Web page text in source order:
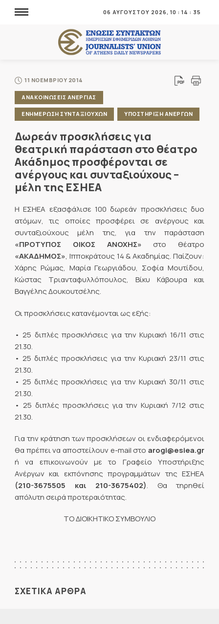
06 ΑΥΓΟΥΣΤΟΥ 2026, 10 : 14 : 36
11 ΝΟΕΜΒΡΙΟΥ 2014
ΑΝΑΚΟΙΝΩΣΕΙΣ ΑΝΕΡΓΙΑΣ
ΕΝΗΜΕΡΩΣΗ ΣΥΝΤΑΞΙΟΥΧΩΝ ΥΠΟΣΤΗΡΙΞΗ ΑΝΕΡΓΩΝ
Δωρεάν προσκλήσεις για
θεατρική παράσταση στο θέατρο
Ακάδημος προσφέρονται σε
ανέργους και συνταξιούχους –
μέλη της ΕΣΗΕΑ
Η ΕΣΗΕΑ εξασφάλισε 100 δωρεάν προσκλήσεις δυο
ατόμων, τις οποίες προσφέρει σε ανέργους και
συνταξιούχους μέλη της, για την παράσταση
«ΠΡΟΤΥΠΟΣ ΟΙΚΟΣ ΑΝΟΧΗΣ» στο θέατρο
«ΑΚΑΔΗΜΟΣ», Ιπποκράτους 14 & Ακαδημίας. Παίζουν:
Χάρης Ρώμας, Μαρία Γεωργιάδου, Σοφία Μουτίδου,
Κώστας Τριανταφυλλόπουλος, Βίκυ Κάβουρα και
Βαγγέλης Δουκουτσέλης.
Οι προσκλήσεις κατανέμονται ως εξής:
• 25 διπλές προσκλήσεις για την Κυριακή 16/11 στις
21.30.
• 25 διπλές προσκλήσεις για την Κυριακή 23/11 στις
21.30.
• 25 διπλές προσκλήσεις για την Κυριακή 30/11 στις
21.30.
• 25 διπλές προσκλήσεις για την Κυριακή 7/12 στις
21.30.
Για την κράτηση των προσκλήσεων οι ενδιαφερόμενοι
θα πρέπει να αποστείλουν e-mail στο arogi@esiea.gr
ή να επικοινωνούν με το Γραφείο Υποστήριξης
Ανέργων και εκπόνησης προγραμμάτων της ΕΣΗΕΑ
(210-3675505 και 210-3675402). Θα τηρηθεί
απόλυτη σειρά προτεραιότητας.
ΤΟ ΔΙΟΙΚΗΤΙΚΟ ΣΥΜΒΟΥΛΙΟ
ΣΧΕΤΙΚΑ ΑΡΘΡΑ